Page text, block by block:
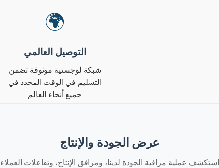
🌍
التوصيل العالمي
شبكة لوجستية موثوقة تضمن
التسليم في الوقت المحدد في
جميع أنحاء العالم
عرض الجودة والإنتاج
استكشف عملية مراقبة الجودة لدينا، ومرافق الإنتاج، وتفاعلات العملاء